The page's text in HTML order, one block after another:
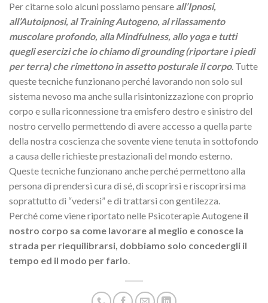
Per citarne solo alcuni possiamo pensare all’Ipnosi,
all’Autoipnosi, al Training Autogeno, al rilassamento
muscolare profondo, alla Mindfulness, allo yoga e tutti
quegli esercizi che io chiamo di grounding (riportare i piedi
per terra) che rimettono in assetto posturale il corpo. Tutte
queste tecniche funzionano perché lavorando non solo sul
sistema nevoso ma anche sulla risintonizzazione con proprio
corpo e sulla riconnessione tra emisfero destro e sinistro del
nostro cervello permettendo di avere accesso a quella parte
della nostra coscienza che sovente viene tenuta in sottofondo
a causa delle richieste prestazionali del mondo esterno.
Queste tecniche funzionano anche perché permettono alla
persona di prendersi cura di sé, di scoprirsi e riscoprirsi ma
soprattutto di “vedersi” e di trattarsi con gentilezza.
Perché come viene riportato nelle Psicoterapie Autogene il
nostro corpo sa come lavorare al meglio e conosce la
strada per riequilibrarsi, dobbiamo solo concedergli il
tempo ed il modo per farlo.